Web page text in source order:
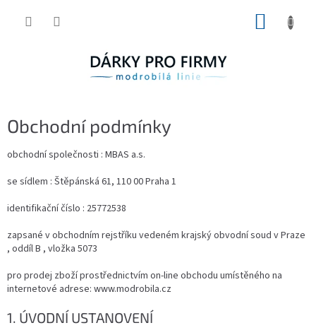
Obchodní podmínky
obchodní společnosti : MBAS a.s.
se sídlem : Štěpánská 61, 110 00 Praha 1
identifikační číslo : 25772538
zapsané v obchodním rejstříku vedeném krajský obvodní soud v Praze
, oddíl B , vložka 5073
pro prodej zboží prostřednictvím on-line obchodu umístěného na
internetové adrese: www.modrobila.cz
1. ÚVODNÍ USTANOVENÍ